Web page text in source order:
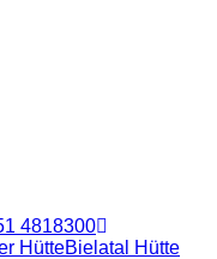
4818300
HütteBielatal Hütte